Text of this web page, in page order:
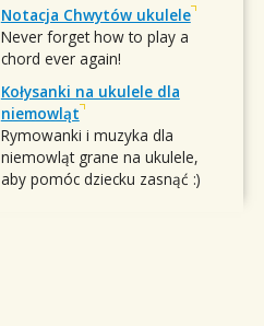
Notacja Chwytów ukulele
Never forget how to play a
chord ever again!
Kołysanki na ukulele dla
niemowląt
Rymowanki i muzyka dla
niemowląt grane na ukulele,
aby pomóc dziecku zasnąć :)